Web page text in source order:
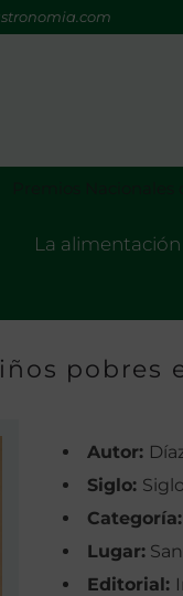
La
pobres
Autor:
Siglo:
Categoría:
Lugar:
Editorial: